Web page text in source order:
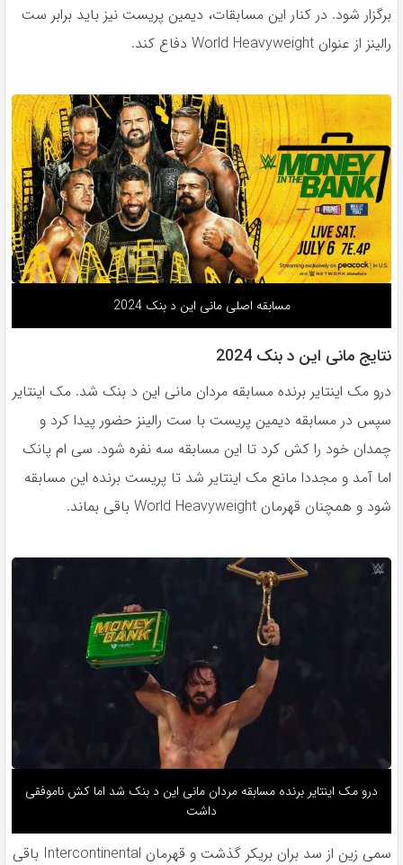
برگزار شود. در کنار این مسابقات، دیمین پریست نیز باید برابر ست
رالینز از عنوان World Heavyweight دفاع کند.
مسابقه اصلی مانی این د بنک 2024
نتایج مانی این د بنک 2024
درو مک اینتایر برنده مسابقه مردان مانی این د بنک شد. مک اینتایر
سپس در مسابقه دیمین پریست با ست رالینز حضور پیدا کرد و
چمدان خود را کش کرد تا این مسابقه سه نفره شود. سی ام پانک
اما آمد و مجددا مانع مک اینتایر شد تا پریست برنده این مسابقه
شود و همچنان قهرمان World Heavyweight باقی بماند.
درو مک اینتایر برنده مسابقه مردان مانی این د بنک شد اما کش ناموفقی
داشت
سمی زین از سد بران بریکر گذشت و قهرمان Intercontinental باقی